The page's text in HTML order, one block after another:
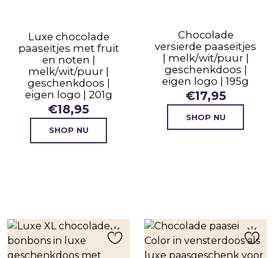
Luxe chocolade
paaseitjes met fruit
en noten |
melk/wit/puur |
geschenkdoos |
eigen logo | 201g
€18,95
SHOP NU
Chocolade
versierde paaseitjes
| melk/wit/puur |
geschenkdoos |
eigen logo | 195g
€17,95
SHOP NU